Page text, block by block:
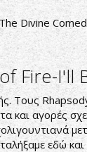
The Divine
Fire-I'll
Τους
και αγορές
εδώ